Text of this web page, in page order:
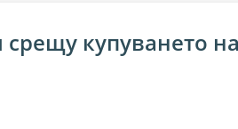
купуването на